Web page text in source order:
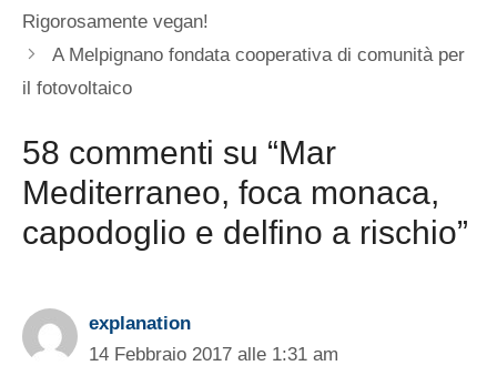
Rigorosamente vegan!
A Melpignano fondata cooperativa di comunità per
il fotovoltaico
58 commenti su “Mar
Mediterraneo, foca monaca,
capodoglio e delfino a rischio”
explanation
14 Febbraio 2017 alle 1:31 am